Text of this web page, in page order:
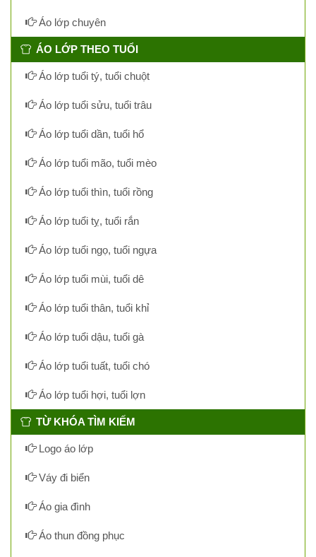
Áo lớp chuyên
ÁO LỚP THEO TUỔI
Áo lớp tuổi tý, tuổi chuột
Áo lớp tuổi sửu, tuổi trâu
Áo lớp tuổi dần, tuổi hổ
Áo lớp tuổi mão, tuổi mèo
Áo lớp tuổi thìn, tuổi rồng
Áo lớp tuổi tỵ, tuổi rắn
Áo lớp tuổi ngọ, tuổi ngựa
Áo lớp tuổi mùi, tuổi dê
Áo lớp tuổi thân, tuổi khỉ
Áo lớp tuổi dậu, tuổi gà
Áo lớp tuổi tuất, tuổi chó
Áo lớp tuổi hợi, tuổi lợn
TỪ KHÓA TÌM KIẾM
Logo áo lớp
Váy đi biển
Áo gia đình
Áo thun đồng phục